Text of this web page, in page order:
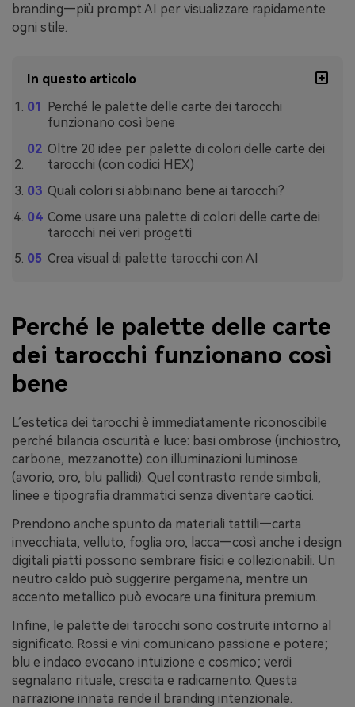
branding—più prompt AI per visualizzare rapidamente
ogni stile.
In questo articolo
Perché le palette delle carte dei tarocchi
funzionano così bene
Oltre 20 idee per palette di colori delle carte dei
tarocchi (con codici HEX)
Quali colori si abbinano bene ai tarocchi?
Come usare una palette di colori delle carte dei
tarocchi nei veri progetti
Crea visual di palette tarocchi con AI
Perché le palette delle carte
dei tarocchi funzionano così
bene
L’estetica dei tarocchi è immediatamente riconoscibile
perché bilancia oscurità e luce: basi ombrose (inchiostro,
carbone, mezzanotte) con illuminazioni luminose
(avorio, oro, blu pallidi). Quel contrasto rende simboli,
linee e tipografia drammatici senza diventare caotici.
Prendono anche spunto da materiali tattili—carta
invecchiata, velluto, foglia oro, lacca—così anche i design
digitali piatti possono sembrare fisici e collezionabili. Un
neutro caldo può suggerire pergamena, mentre un
accento metallico può evocare una finitura premium.
Infine, le palette dei tarocchi sono costruite intorno al
significato. Rossi e vini comunicano passione e potere;
blu e indaco evocano intuizione e cosmico; verdi
segnalano rituale, crescita e radicamento. Questa
narrazione innata rende il branding intenzionale.